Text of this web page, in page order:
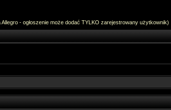
- ogłoszenie może dodać TYLKO zarejestrowany użytkownik)